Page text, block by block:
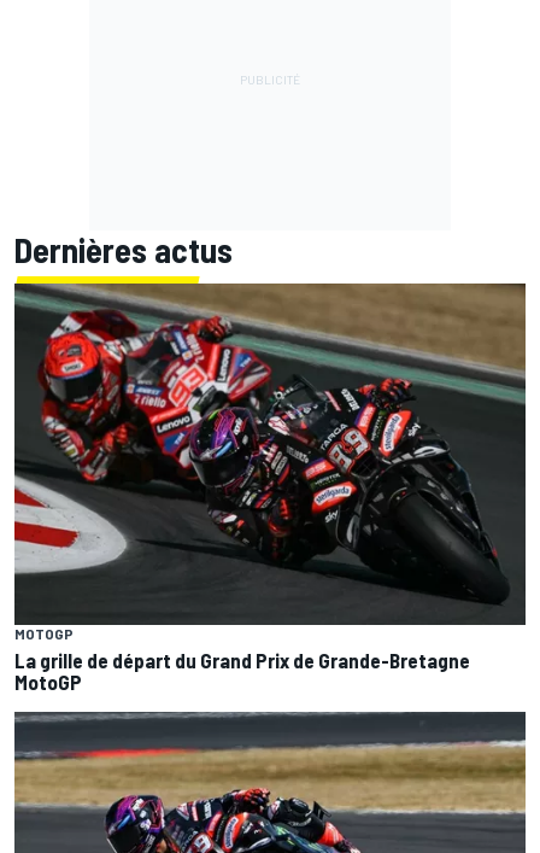
Dernières actus
MOTOGP
La grille de départ du Grand Prix de Grande-Bretagne
MotoGP